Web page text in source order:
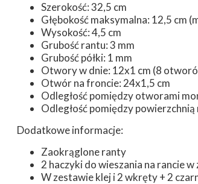
Szerokość: 32,5 cm
Głębokość maksymalna: 12,5 cm
Wysokość: 4,5 cm
Grubość rantu: 3 mm
Grubość półki: 1 mm
Otwory w dnie: 12x1 cm (8
Otwór na froncie: 24x1,5 cm
Odległość pomiędzy otworami
Odległość pomiędzy
Dodatkowe informacje:
Zaokrąglone ranty
2 haczyki do wieszania na rancie
W zestawie klej i 2 wkręty + 2